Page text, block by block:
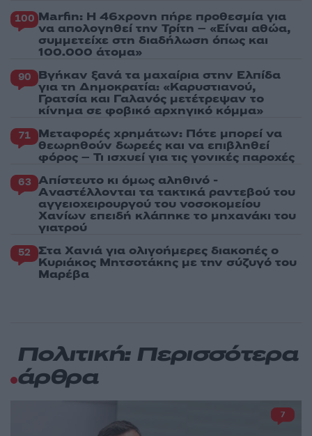
100 Marfin: Η 46χρονη πήρε προθεσμία για
να απολογηθεί την Τρίτη – «Είναι αθώα,
συμμετείχε στη διαδήλωση όπως και
100.000 άτομα»
90 Βγήκαν ξανά τα μαχαίρια στην Ελπίδα
για τη Δημοκρατία: «Καρυστιανού,
Γρατσία και Γαλανός μετέτρεψαν το
κίνημα σε φοβικό αρχηγικό κόμμα»
71 Μεταφορές χρημάτων: Πότε μπορεί να
θεωρηθούν δωρεές και να επιβληθεί
φόρος – Τι ισχυεί για τις γονικές παροχές
63 Απίστευτο κι όμως αληθινό -
Aναστέλλονται τα τακτικά ραντεβού του
αγγειοχειρουργού του νοσοκομείου
Χανίων επειδή κλάπηκε το μηχανάκι του
γιατρού
52 Στα Χανιά για ολιγοήμερες διακοπές ο
Κυριάκος Μητσοτάκης με την σύζυγό του
Μαρέβα
Πολιτική: Περισσότερα
άρθρα
7